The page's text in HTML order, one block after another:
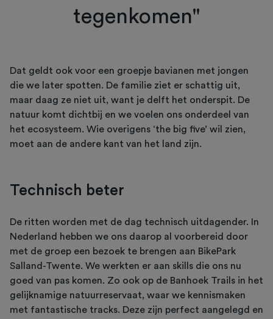
tegenkomen"
Dat geldt ook voor een groepje bavianen met jongen
die we later spotten. De familie ziet er schattig uit,
maar daag ze niet uit, want je delft het onderspit. De
natuur komt dichtbij en we voelen ons onderdeel van
het ecosysteem. Wie overigens ‘the big five’ wil zien,
moet aan de andere kant van het land zijn.
Technisch beter
De ritten worden met de dag technisch uitdagender. In
Nederland hebben we ons daarop al voorbereid door
met de groep een bezoek te brengen aan BikePark
Salland-Twente. We werkten er aan skills die ons nu
goed van pas komen. Zo ook op de Banhoek Trails in het
gelijknamige natuurreservaat, waar we kennismaken
met fantastische tracks. Deze zijn perfect aangelegd en